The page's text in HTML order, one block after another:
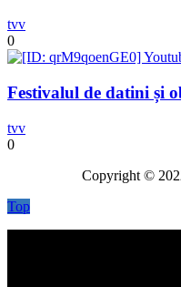
tvv
0
Festivalul de datini și
tvv
0
Copyright ©
Top